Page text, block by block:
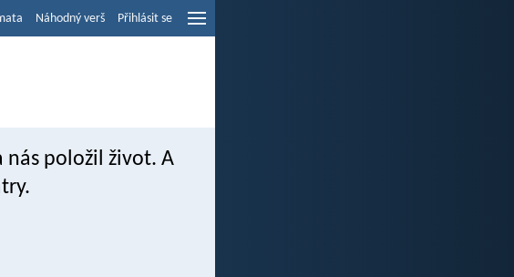
Náhodný verš Přihlásit se
nás položil život. A